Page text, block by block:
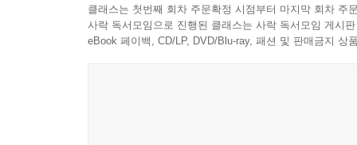
클래스는 첫번째 회차 주문확정 시점부터 마지막 회차 주
사락 독서모임으로 진행된 클래스는 사락 독서모임 게시
eBook 페이백, CD/LP, DVD/Blu-ray, 패션 및 판매금지 상